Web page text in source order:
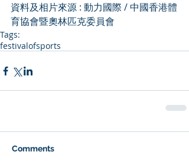
資料及相片來源 : 動力國際 / 中國香港體
育協會暨奧林匹克委員會
Tags:
festivalofsports
Comments